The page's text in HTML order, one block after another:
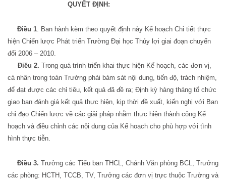
QUYẾT ĐỊNH:
Điều 1. Ban hành kèm theo quyết định này Kế hoạch Chi tiết thực
hiện Chiến lược Phát triển Trường Đại học Thủy lợi giai đoạn chuyển
đổi 2006 – 2010.
Điều 2. Trong quá trình triển khai thực hiện Kế hoạch, các đơn vị,
cá nhân trong toàn Trường phải bám sát nội dung, tiến độ, trách nhiệm,
để đạt được các chỉ tiêu, kết quả đã đề ra; Định kỳ hàng tháng tổ chức
giao ban đánh giá kết quả thực hiện, kịp thời đề xuất, kiến nghị với Ban
chỉ đạo Chiến lược về các giải pháp nhằm thực hiện thành công Kế
hoạch và điều chỉnh các nội dung của Kế hoạch cho phù hợp với tình
hình thực tiễn.
Điều 3. Trưởng các Tiểu ban THCL, Chánh Văn phòng BCL, Trưởng
các phòng: HCTH, TCCB, TV, Trưởng các đơn vị trực thuộc Trường và